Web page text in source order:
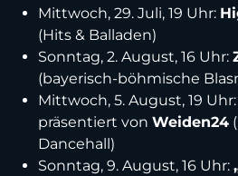
Mittwoch, 29. Juli, 19 Uhr:
(Hits & Balladen)
Sonntag, 2. August, 16 Uhr:
(bayerisch-böhmische
Mittwoch, 5. August, 19 Uhr:
präsentiert von Weiden24
Dancehall)
Sonntag, 9. August, 16 Uhr: